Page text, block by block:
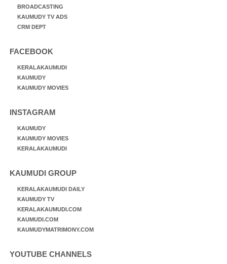
BROADCASTING
KAUMUDY TV ADS
CRM DEPT
FACEBOOK
KERALAKAUMUDI
KAUMUDY
KAUMUDY MOVIES
INSTAGRAM
KAUMUDY
KAUMUDY MOVIES
KERALAKAUMUDI
KAUMUDI GROUP
KERALAKAUMUDI DAILY
KAUMUDY TV
KERALAKAUMUDI.COM
KAUMUDI.COM
KAUMUDYMATRIMONY.COM
YOUTUBE CHANNELS